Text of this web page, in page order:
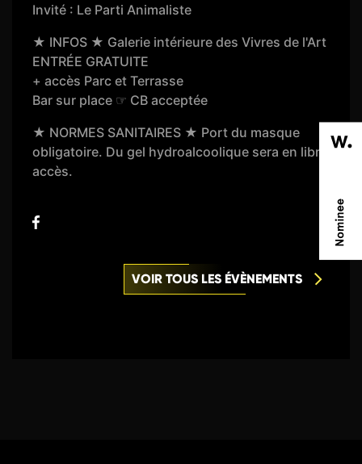
Invité : Le Parti Animaliste
★ INFOS ★ Galerie intérieure des Vivres de l'Art
ENTRÉE GRATUITE
+ accès Parc et Terrasse
Bar sur place ☞ CB acceptée
★ NORMES SANITAIRES ★ Port du masque
obligatoire. Du gel hydroalcoolique sera en libre
accès.
VOIR TOUS LES ÉVÈNEMENTS